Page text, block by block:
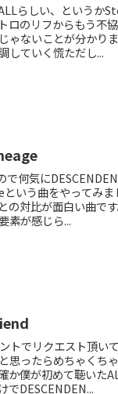
らしい、というか
ロのリフからもう不
ゃないことが分かり
していく慌ただし...
何気に
いう曲をやってみま
の対比が面白い曲で
素が感じら...
トでリクエスト頂い
思ったらめちゃくち
か僕が初めて聴いた
でDESCENDEN...